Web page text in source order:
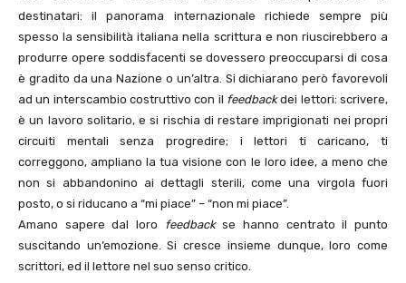
destinatari: il panorama internazionale richiede sempre più
spesso la sensibilità italiana nella scrittura e non riuscirebbero a
produrre opere soddisfacenti se dovessero preoccuparsi di cosa
è gradito da una Nazione o un’altra. Si dichiarano però favorevoli
ad un interscambio costruttivo con il feedbackdei lettori: scrivere,
è un lavoro solitario, e si rischia di restare imprigionati nei propri
circuiti mentali senza progredire; i lettori ti caricano, ti
correggono, ampliano la tua visione con le loro idee, a meno che
non si abbandonino ai dettagli sterili, come una virgola fuori
posto, o si riducano a “mi piace” – “non mi piace”.
Amano sapere dal loro feedbackse hanno centrato il punto
suscitando un’emozione. Si cresce insieme dunque, loro come
scrittori, ed il lettore nel suo senso critico.